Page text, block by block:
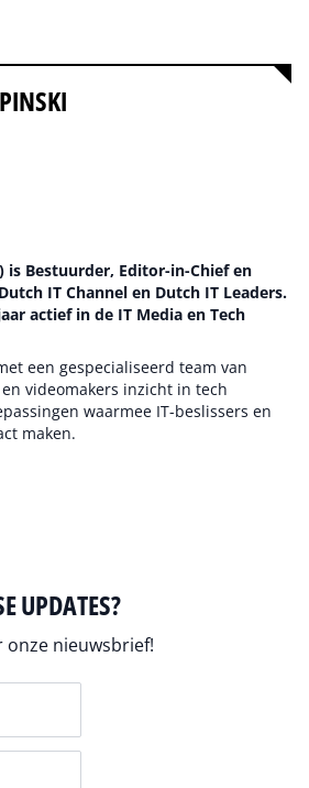
is Bestuurder, Editor-in-Chief en
IT Channel en Dutch IT Leaders.
actief in de IT Media en Tech
een gespecialiseerd team van
videomakers inzicht in tech
waarmee IT-beslissers en
maken.
UPDATES?
onze nieuwsbrief!